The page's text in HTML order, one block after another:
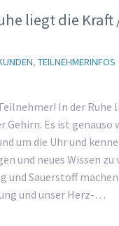
liegt die
, TEILNEHMERINFOS
In der
Es ist
um die Uhr und
und neues Wissen
Sauerstoff
und unser Herz-…